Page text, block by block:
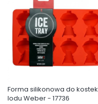
Forma silikonowa do kostek
lodu Weber - 17736